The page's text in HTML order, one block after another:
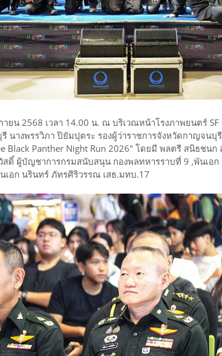
ยน 2568 เวลา 14.00 น. ณ บริเวณหน้าโรงภาพยนตร์
นางพรรวิภา ปิยัมปุตระ รองผู้ว่าราชการจังหวัดกาญจนบุ
Black Panther Night Run 2026" โดยมี พลตรี สนิธช
ดิ์ ผู้บัญชาการกรมสนับสนุน กองพลทหารราบที่ 9 ,พันเอ
อก นรินทร์ ภัทรศิริวรรณ เสธ.มทบ.17